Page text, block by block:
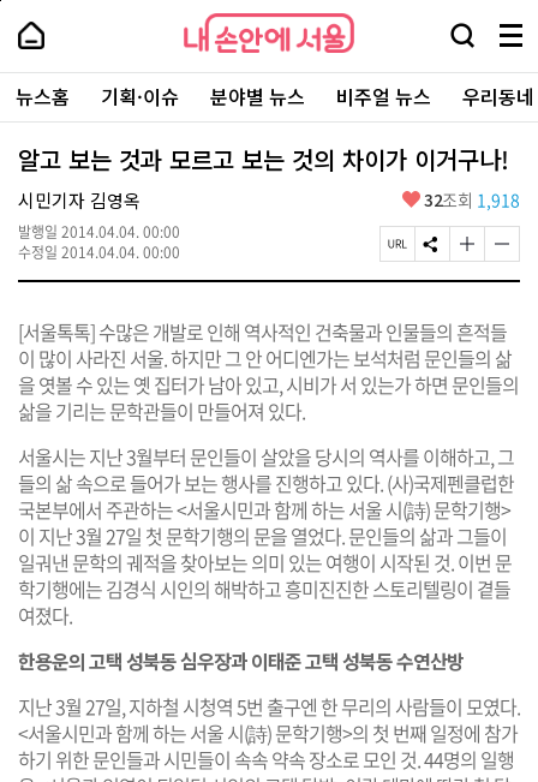
본
로
가
내
손
안
에
서
울
-
서
울
시
대
표
소
털
내
손
에
울
검
창
열
기
메
뉴
전
체
보
주
요
서
뉴스홈 기획·이슈 분야별 뉴스 비주얼 뉴스 우리동
알고 보는 것과 모르고 보는 것의 차이가 이거구나!
시민기자 김영옥
발행일 2014.04.04. 00:00
수정일 2014.04.04. 00:00
좋
요
32조회 1,918
페
이
R
L
복
사
S
N
유
하
기
글
자
크
게
변
경
글
자
작
게
변
경
[서울톡톡] 수많은 개발로 인해 역사적인 건축물과 인물들의 흔적들
이 많이 사라진 서울. 하지만 그 안 어디엔가는 보석처럼 문인들의 삶
을 엿볼 수 있는 옛 집터가 남아 있고, 시비가 서 있는가 하면 문인들의
삶을 기리는 문학관들이 만들어져 있다.
서울시는 지난 3월부터 문인들이 살았을 당시의 역사를 이해하고, 그
들의 삶 속으로 들어가 보는 행사를 진행하고 있다. (사)국제펜클럽한
국본부에서 주관하는 <서울시민과 함께 하는 서울 시(詩) 문학기행>
이 지난 3월 27일 첫 문학기행의 문을 열었다. 문인들의 삶과 그들이
일궈낸 문학의 궤적을 찾아보는 의미 있는 여행이 시작된 것. 이번 문
학기행에는 김경식 시인의 해박하고 흥미진진한 스토리텔링이 곁들
여졌다.
한용운의 고택 성북동 심우장과 이태준 고택 성북동 수연산방
지난 3월 27일, 지하철 시청역 5번 출구엔 한 무리의 사람들이 모였다.
<서울시민과 함께 하는 서울 시(詩) 문학기행>의 첫 번째 일정에 참가
하기 위한 문인들과 시민들이 속속 약속 장소로 모인 것. 44명의 일행
페
상
단
로